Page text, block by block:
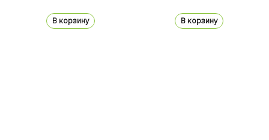
В корзину В корзину